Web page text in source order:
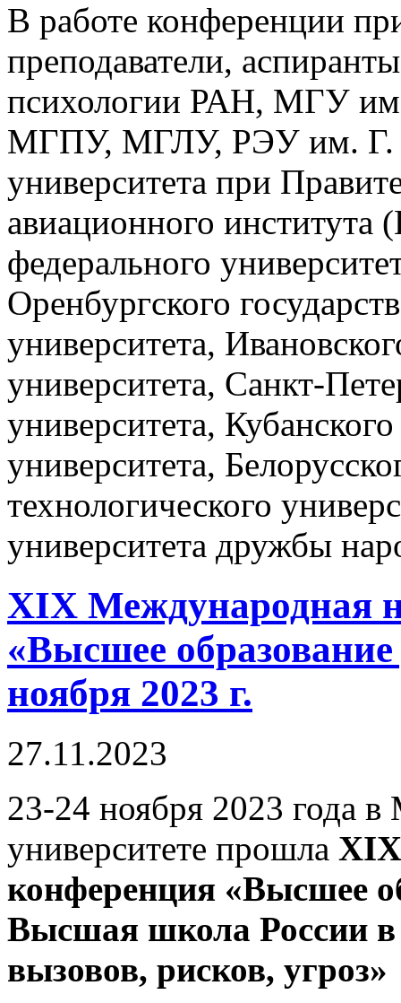
В работе конференции
преподаватели,
психологии РАН, МГУ
МГПУ, МГЛУ, РЭУ им. Г.
университета при
авиационного
федерального
Оренбургского
университета,
университета, Санкт-
университета,
университета,
технологического
университета дружбы
XIX Международная
«Высшее
ноября 2023 г.
27.11.2023
23-24 ноября 2023 года
университете прошла XIX
конференция «Высшее
Высшая школа России в
вызовов, рисков, угроз»